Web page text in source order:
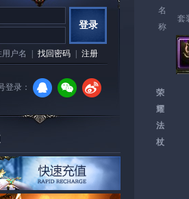
登录
户名 找回密码 注册
登录：
名
称
套
荣
耀
法
杖